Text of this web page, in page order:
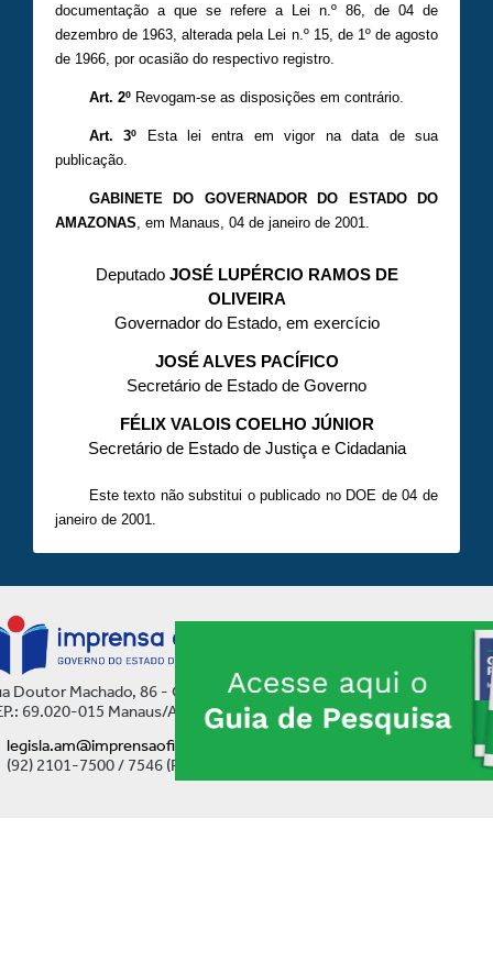
documentação a que se refere a Lei n.º 86, de 04 de
dezembro de 1963, alterada pela Lei n.º 15, de 1º de agosto
de 1966, por ocasião do respectivo registro.
Art. 2ºRevogam-se as disposições em contrário.
Art. 3º Esta lei entra em vigor na data de sua
publicação.
GABINETE DO GOVERNADOR DO ESTADO DO
AMAZONAS , em Manaus, 04 de janeiro de 2001.
Deputado JOSÉ LUPÉRCIO RAMOS DE
OLIVEIRA
Governador do Estado, em exercício
JOSÉ ALVES PACÍFICO
Secretário de Estado de Governo
FÉLIX VALOIS COELHO JÚNIOR
Secretário de Estado de Justiça e Cidadania
Este texto não substitui o publicado no DOE de 04 de
janeiro de 2001.
Doutor Machado, 86 - Centro
69.020-015 Manaus/AM
legisla.am@imprensaoficial.am.gov.br
(92) 2101-7500 / 7546 (Ramal)